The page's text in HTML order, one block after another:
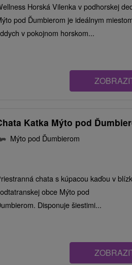
Horská Vilenka v podhorskej
pod Ďumbierom je ideálnym
v pokojnom horskom...
Katka Mýto pod
Mýto pod Ďumbierom
chata s kúpacou kaďou v
obce Mýto pod
Disponuje šiestimi...